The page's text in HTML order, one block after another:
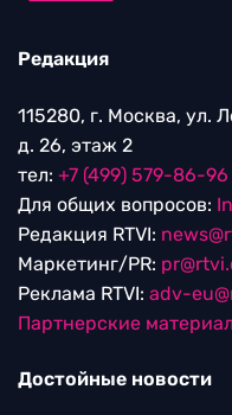
Редакция
115280, г. Москва, ул.
д. 26, этаж 2
тел: +7 (499) 579-86-96
Для общих вопросов:
Редакция RTVI:
Маркетинг/PR:
Реклама RTVI: adv-
Партнерские
Достойные новости